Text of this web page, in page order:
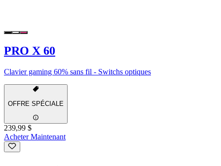
PRO X 60
Clavier gaming 60% sans fil - Switchs optiques
OFFRE SPÉCIALE
239,99 $
Acheter Maintenant